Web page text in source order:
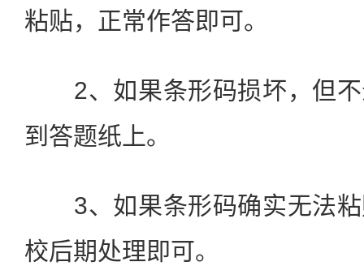
粘贴，正常作答即可。
2、如果条形码损坏，但不
到答题纸上。
3、如果条形码确实无法粘
校后期处理即可。